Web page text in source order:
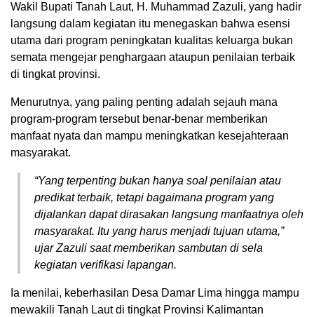
Wakil Bupati Tanah Laut, H. Muhammad Zazuli, yang hadir
langsung dalam kegiatan itu menegaskan bahwa esensi
utama dari program peningkatan kualitas keluarga bukan
semata mengejar penghargaan ataupun penilaian terbaik
di tingkat provinsi.
Menurutnya, yang paling penting adalah sejauh mana
program-program tersebut benar-benar memberikan
manfaat nyata dan mampu meningkatkan kesejahteraan
masyarakat.
“Yang terpenting bukan hanya soal penilaian atau
predikat terbaik, tetapi bagaimana program yang
dijalankan dapat dirasakan langsung manfaatnya oleh
masyarakat. Itu yang harus menjadi tujuan utama,”
ujar Zazuli saat memberikan sambutan di sela
kegiatan verifikasi lapangan.
Ia menilai, keberhasilan Desa Damar Lima hingga mampu
mewakili Tanah Laut di tingkat Provinsi Kalimantan